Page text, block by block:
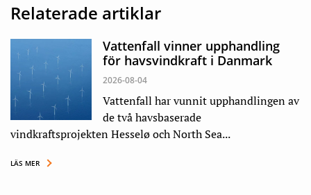
Relaterade artiklar
Vattenfall vinner upphandling
för havsvindkraft i Danmark
2026-08-04
Vattenfall har vunnit upphandlingen av
de två havsbaserade
vindkraftsprojekten Hesselø och North Sea...
LÄS MER